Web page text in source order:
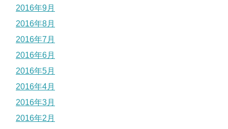
2016年9月
2016年8月
2016年7月
2016年6月
2016年5月
2016年4月
2016年3月
2016年2月